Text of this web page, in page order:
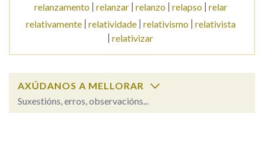
Nas definicións
Nos exemplos
Na fraseoloxía
relanzamento relanzar relanzo relapso
relar
relativamente
relatividade relativismo
relativista
relativizar
AXÚDANOS A MELLORAR
Suxestións, erros, observacións...